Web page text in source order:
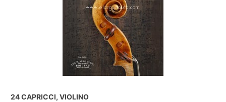
24 CAPRICCI, VIOLINO